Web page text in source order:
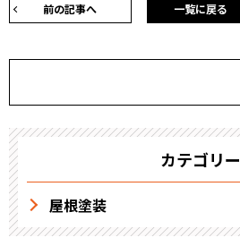
前の記事へ 一覧に戻る
カテゴリー
屋根塗装